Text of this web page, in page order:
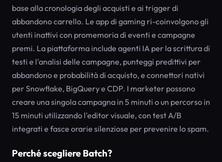
base alla cronologia degli acquisti e ai trigger di
abbandono carrello. Le app di gaming ri-coinvolgono gli
utenti inattivi con promemoria di eventi e campagne
premi. La piattaforma include agenti IA per la scrittura di
testi e l'analisi delle campagne, punteggi predittivi per
abbandono e probabilità di acquisto, e connettori nativi
per Snowflake, BigQuery e CDP. I marketer possono
creare una singola campagna in 5 minuti o un percorso in
15 minuti utilizzando l'editor visuale, con test A/B
integrati e fasce orarie silenziose per prevenire lo spam.
Perché scegliere Batch?